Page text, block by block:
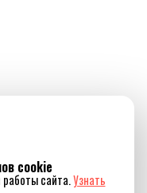
cookie
сайта.Узнать